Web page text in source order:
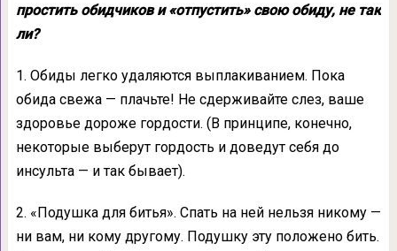
простить обидчиков и «отпустить» свою обиду, не так
ли?
1. Обиды легко удаляются выплакиванием. Пока
обида свежа — плачьте! Не сдерживайте слез, ваше
здоровье дороже гордости. (В принципе, конечно,
некоторые выберут гордость и доведут себя до
инсульта — и так бывает).
2. «Подушка для битья». Спать на ней нельзя никому —
ни вам, ни кому другому. Подушку эту положено бить.